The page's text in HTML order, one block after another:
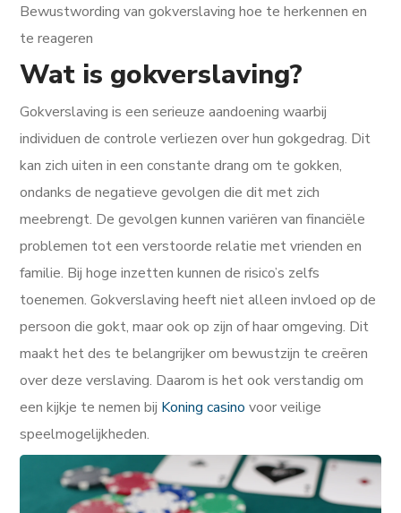
Bewustwording van gokverslaving hoe te herkennen en
te reageren
Wat is gokverslaving?
Gokverslaving is een serieuze aandoening waarbij
individuen de controle verliezen over hun gokgedrag. Dit
kan zich uiten in een constante drang om te gokken,
ondanks de negatieve gevolgen die dit met zich
meebrengt. De gevolgen kunnen variëren van financiële
problemen tot een verstoorde relatie met vrienden en
familie. Bij hoge inzetten kunnen de risico’s zelfs
toenemen. Gokverslaving heeft niet alleen invloed op de
persoon die gokt, maar ook op zijn of haar omgeving. Dit
maakt het des te belangrijker om bewustzijn te creëren
over deze verslaving. Daarom is het ook verstandig om
een kijkje te nemen bij Koning casino voor veilige
speelmogelijkheden.